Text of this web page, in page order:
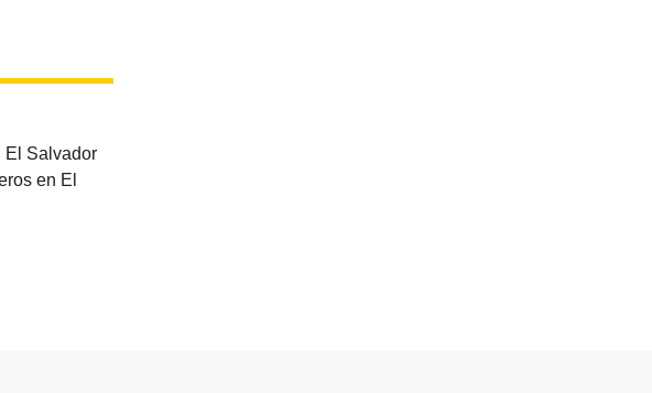
El Salvador
en El